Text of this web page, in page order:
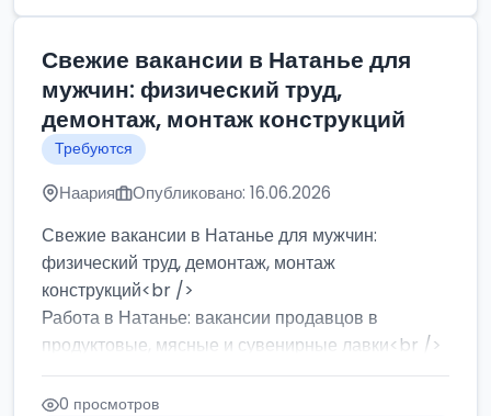
Свежие вакансии в Натанье для
мужчин: физический труд,
демонтаж, монтаж конструкций
Требуются
Наария Опубликовано: 16.06.2026
Свежие вакансии в Натанье для мужчин:
физический труд, демонтаж, монтаж
конструкций<br />
Работа в Натанье: вакансии продавцов в
продуктовые, мясные и сувенирные лавки<br />
Разнорабочий на сборку м...
0 просмотров